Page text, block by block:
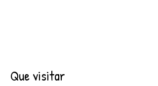
Que visitar